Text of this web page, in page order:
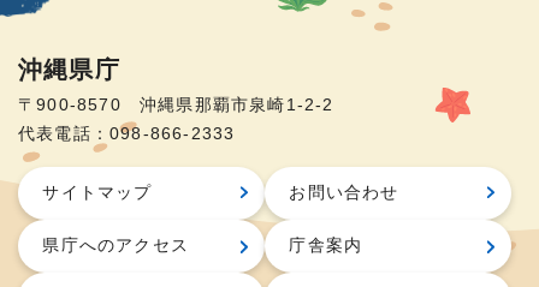
沖縄県庁
〒900-8570 沖縄県那覇市泉崎1-2-2
代表電話：098-866-2333
サイトマップ お問い合わせ
県庁へのアクセス 庁舎案内